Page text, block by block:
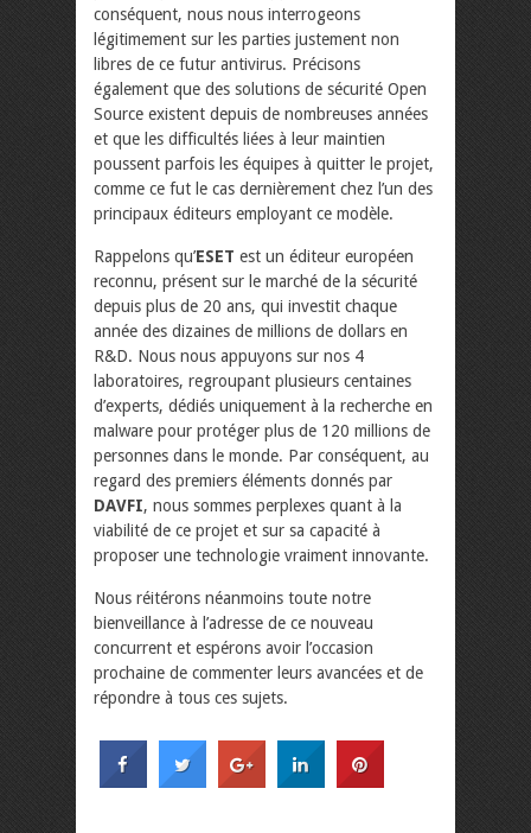
conséquent, nous nous interrogeons
légitimement sur les parties justement non
libres de ce futur antivirus. Précisons
également que des solutions de sécurité Open
Source existent depuis de nombreuses années
et que les difficultés liées à leur maintien
poussent parfois les équipes à quitter le projet,
comme ce fut le cas dernièrement chez l’un des
principaux éditeurs employant ce modèle.
Rappelons qu’ESET est un éditeur européen
reconnu, présent sur le marché de la sécurité
depuis plus de 20 ans, qui investit chaque
année des dizaines de millions de dollars en
R&D. Nous nous appuyons sur nos 4
laboratoires, regroupant plusieurs centaines
d’experts, dédiés uniquement à la recherche en
malware pour protéger plus de 120 millions de
personnes dans le monde. Par conséquent, au
regard des premiers éléments donnés par
DAVFI, nous sommes perplexes quant à la
viabilité de ce projet et sur sa capacité à
proposer une technologie vraiment innovante.
Nous réitérons néanmoins toute notre
bienveillance à l’adresse de ce nouveau
concurrent et espérons avoir l’occasion
prochaine de commenter leurs avancées et de
répondre à tous ces sujets.